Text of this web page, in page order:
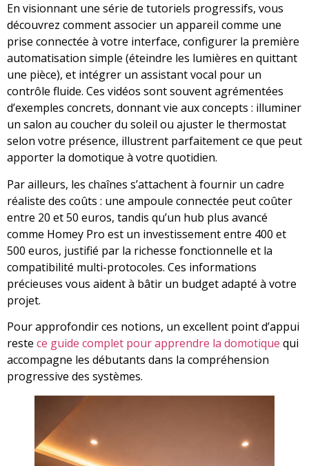
En visionnant une série de tutoriels progressifs, vous
découvrez comment associer un appareil comme une
prise connectée à votre interface, configurer la première
automatisation simple (éteindre les lumières en quittant
une pièce), et intégrer un assistant vocal pour un
contrôle fluide. Ces vidéos sont souvent agrémentées
d’exemples concrets, donnant vie aux concepts : illuminer
un salon au coucher du soleil ou ajuster le thermostat
selon votre présence, illustrent parfaitement ce que peut
apporter la domotique à votre quotidien.
Par ailleurs, les chaînes s’attachent à fournir un cadre
réaliste des coûts : une ampoule connectée peut coûter
entre 20 et 50 euros, tandis qu’un hub plus avancé
comme Homey Pro est un investissement entre 400 et
500 euros, justifié par la richesse fonctionnelle et la
compatibilité multi-protocoles. Ces informations
précieuses vous aident à bâtir un budget adapté à votre
projet.
Pour approfondir ces notions, un excellent point d’appui
reste ce guide complet pour apprendre la domotique qui
accompagne les débutants dans la compréhension
progressive des systèmes.